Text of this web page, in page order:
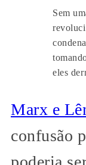
Sem
eles
Marx e
confusão